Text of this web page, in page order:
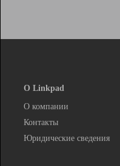
О Linkpad
О компании
Контакты
Юридические сведения